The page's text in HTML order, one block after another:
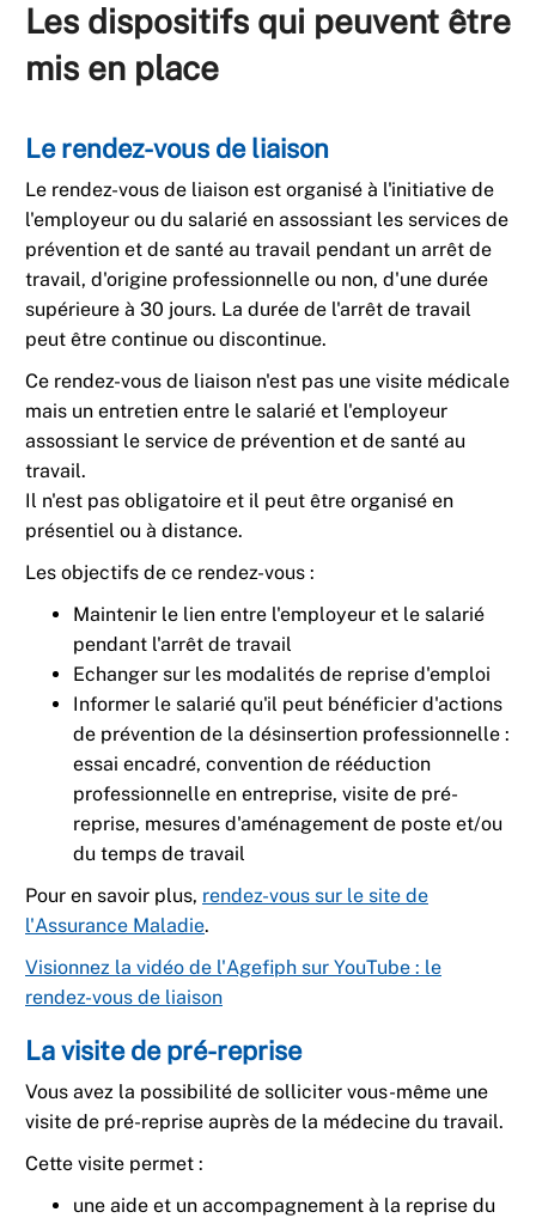
Les dispositifs qui peuvent être
mis en place
Le rendez-vous de liaison
Le rendez-vous de liaison est organisé à l'initiative de
l'employeur ou du salarié en assossiant les services de
prévention et de santé au travail pendant un arrêt de
travail, d'origine professionnelle ou non, d'une durée
supérieure à 30 jours. La durée de l'arrêt de travail
peut être continue ou discontinue.
Ce rendez-vous de liaison n'est pas une visite médicale
mais un entretien entre le salarié et l'employeur
assossiant le service de prévention et de santé au
travail.
Il n'est pas obligatoire et il peut être organisé en
présentiel ou à distance.​
Les objectifs de ce rendez-vous :
Maintenir le lien entre l'employeur et le salarié
pendant l'arrêt de travail
Echanger sur les modalités de reprise d'emploi
Informer le salarié qu'il peut bénéficier d'actions
de prévention de la désinsertion professionnelle :
essai encadré, convention de rééduction
professionnelle en entreprise, visite de pré-
reprise, mesures d'aménagement de poste et/ou
du temps de travail
Pour en savoir plus, rendez-vous sur le site de
l'Assurance Maladie.
Visionnez la vidéo de l'Agefiph sur YouTube : le
rendez-vous de liaison
La visite de pré-reprise​
Vous avez la possibilité de solliciter vous-même une
visite de pré-reprise auprès de la médecine du travail.​
Cette visite permet :​
une aide et un accompagnement à la reprise du